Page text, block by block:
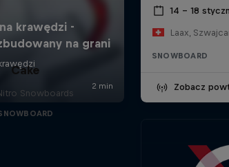
14 – 18
Laax,
SNOWBOARD
Zobacz
Cake
Snowboards